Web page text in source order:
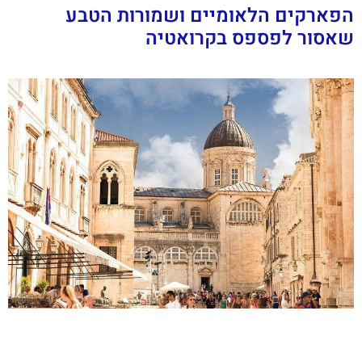
הפארקים הלאומיים ושמורות הטבע
שאסור לפספס בקרואטיה